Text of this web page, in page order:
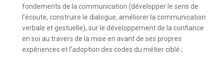
fondements de la communication (développer le sens de
l’écoute, construire le dialogue, améliorer la communication
verbale et gestuelle), sur le développement de la confiance
en soi au travers de la mise en avant de ses propres
expériences et l’adoption des codes du métier ciblé ;